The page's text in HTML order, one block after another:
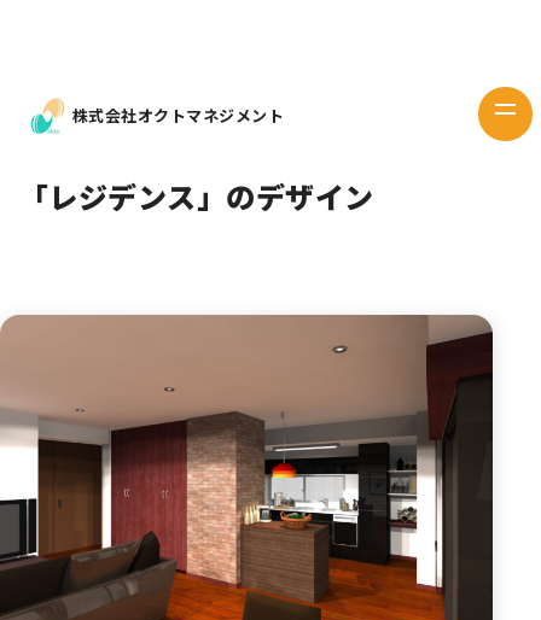
株式会社オクトマネジメント
企業情報
お問い
「レジデンス」のデザイン